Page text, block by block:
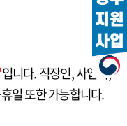
입니다. 직장인, 사업자,
일 또한 가능합니다.